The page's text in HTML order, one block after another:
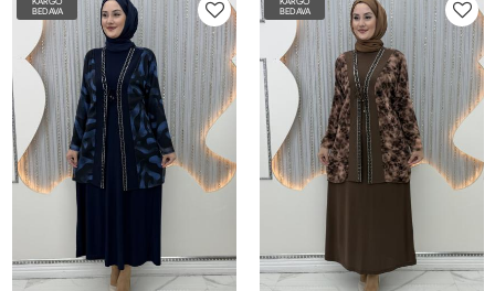
44-
46-
48
50-
52
54-
56
58-
60
44-
46-
48
50-
52
54-
56
58-
60
BEDAVA
BEDAVA